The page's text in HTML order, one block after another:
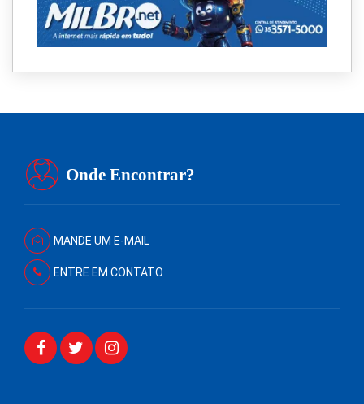
Onde Encontrar?
MANDE UM E-MAIL
ENTRE EM CONTATO